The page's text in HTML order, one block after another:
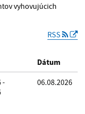
vyhovujúcich
RSS
Dátum
-
06.08.2026